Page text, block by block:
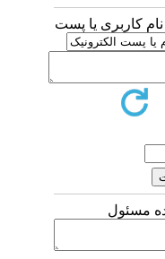
کاربری یا پست
مسئول